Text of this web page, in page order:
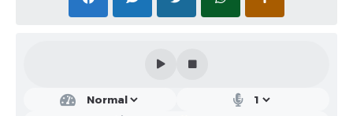
tão